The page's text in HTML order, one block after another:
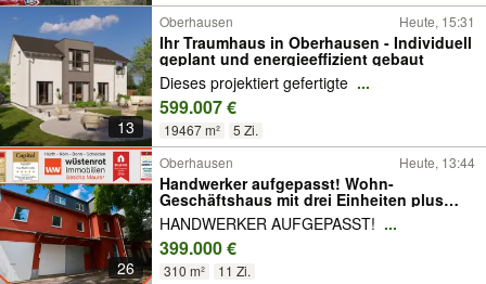
13
Oberhausen Heute, 15:31
Ihr Traumhaus in Oberhausen - Individuell
geplant und energieeffizient gebaut
Dieses projektiert gefertigte ...
599.007 €
19467 m² 5 Zi.
26
Oberhausen Heute, 13:44
Handwerker aufgepasst! Wohn-
Geschäftshaus mit drei Einheiten plus
Lager und Garage. Top Grundstück!
HANDWERKER AUFGEPASST! ...
399.000 €
310 m² 11 Zi.